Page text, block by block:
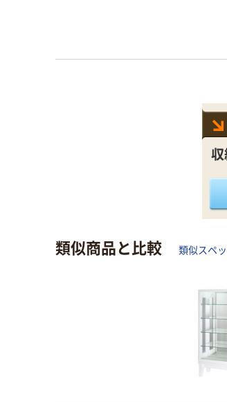
収
類似商品と比較 類似スペ